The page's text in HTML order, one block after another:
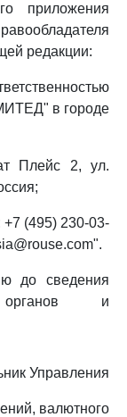
приложения
редакции:
в городе
Плейс 2, ул.
+7 (495) 230-03-
до сведения
органов и
Управления
валютного